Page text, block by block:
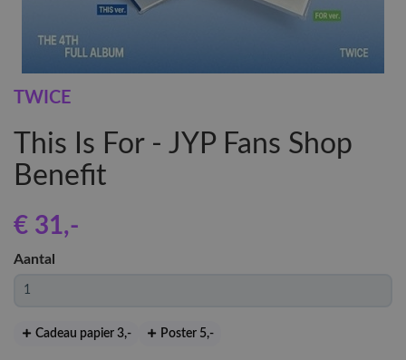
TWICE
This Is For - JYP Fans Shop
Benefit
€ 31,-
Aantal
Cadeau papier 3,- Poster 5,-